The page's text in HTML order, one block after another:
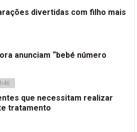
divertidas com filho mais
anunciam “bebé número
que necessitam realizar
tratamento